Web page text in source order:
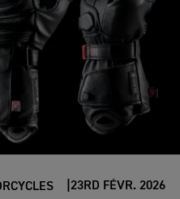
23RD FÉVR. 2026